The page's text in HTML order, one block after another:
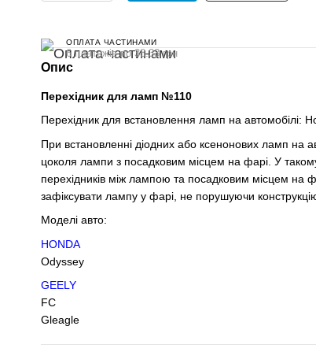
ОПЛАТА ЧАСТИНАМИ
6 платежів по 38.33 грн
Опис
Перехідник для ламп №110
Перехідник для встановлення ламп на автомобілі:
При встановленні діодних або ксенонових ламп на
цоколя лампи з посадковим місцем на фарі. У
перехідників між лампою та посадковим місцем на
зафіксувати лампу у фарі, не порушуючи
Моделі авто:
HONDA
Odyssey
GEELY
FC
Gleagle